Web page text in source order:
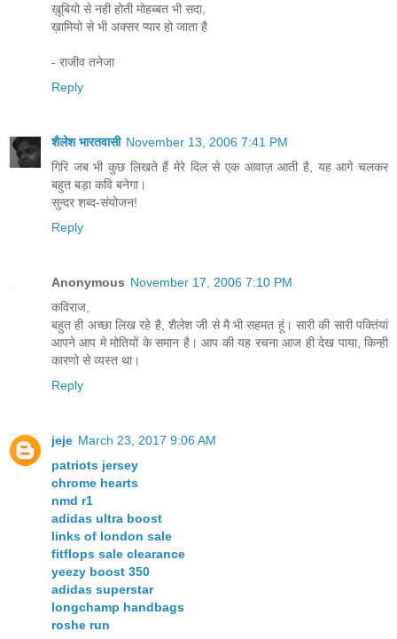
ख़ूबियो से नही होती मोहब्बत भी सदा,
ख़ामियो से भी अक्सर प्यार हो जाता है
- राजीव तनेजा
Reply
शैलेश भारतवासी November 13, 2006 7:41 PM
गिरि जब भी कुछ लिखते हैं मेरे दिल से एक आवाज़ आती है, यह आगे चलकर
बहुत बड़ा कवि बनेगा।
सुन्दर शब्द-संयोजन!
Reply
Anonymous November 17, 2006 7:10 PM
कविराज,
बहुत ही अच्‍छा लिख रहे है, शैलेश जी से मै भी सहमत हूं। सारी की सारी पक्तिंयां
आपने आप मे मोतियों के समान है। आप की यह रचना आज ही देख पाया, किन्‍ही
कारणो से व्‍यस्‍त था।
Reply
jeje March 23, 2017 9:06 AM
patriots jersey
chrome hearts
nmd r1
adidas ultra boost
links of london sale
fitflops sale clearance
yeezy boost 350
adidas superstar
longchamp handbags
roshe run